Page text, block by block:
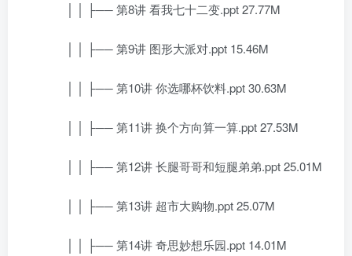
│ │ ├── 第8讲 看我七十二变.ppt 27.77M
│ │ ├── 第9讲 图形大派对.ppt 15.46M
│ │ ├── 第10讲 你选哪杯饮料.ppt 30.63M
│ │ ├── 第11讲 换个方向算一算.ppt 27.53M
│ │ ├── 第12讲 长腿哥哥和短腿弟弟.ppt 25.01M
│ │ ├── 第13讲 超市大购物.ppt 25.07M
│ │ ├── 第14讲 奇思妙想乐园.ppt 14.01M